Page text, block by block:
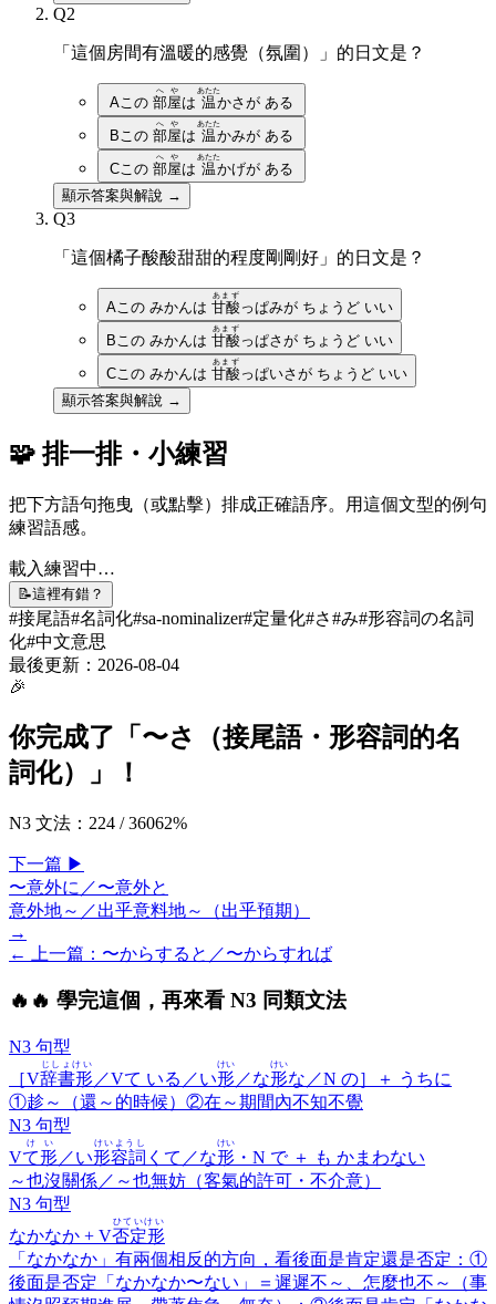
Q2
「這個房間有溫暖的感覺（氛圍）」的日文是？
A この 部屋
へや
は 温
あたた
かさが ある
B この 部屋
へや
は 温
あたた
かみが ある
C この 部屋
へや
は 温
あたた
かげが ある
顯示答案與解說 →
Q3
「這個橘子酸酸甜甜的程度剛剛好」的日文是？
A この みかんは 甘酸
あまず
っぱみが ちょうど いい
B この みかんは 甘酸
あまず
っぱさが ちょうど いい
C この みかんは 甘酸
あまず
っぱいさが ちょうど いい
顯示答案與解說 →
🧩 排一排・小練習
把下方語句拖曳（或點擊）排成正確語序。用這個文型的例句
練習語感。
載入練習中…
📝這裡有錯？
#接尾語#名詞化#sa-nominalizer#定量化#さ#み#形容詞の名詞
化#中文意思
最後更新： 2026-08-04
🎉
你完成了「 〜さ（接尾語・形容詞的名
詞化）
」！
N3 文法 ： 224 /36062%
下一篇 ▶
〜意外に／〜意外と
意外地～／出乎意料地～（出乎預期）
→
← 上一篇 ： 〜からすると／〜からすれば
🔥 🔥 學完這個，再來看 N3 同類文法
N3 句型
［V辞書形
じしょけい
／Vて いる／い形
けい
／な形
けい
な／N の］＋ うちに
①趁～（還～的時候）②在～期間內不知不覺
N3 句型
Vて形
けい
／い形容詞
けいようし
くて／な形
けい
・N で ＋ も かまわない
～也沒關係／～也無妨（客氣的許可・不介意）
N3 句型
なかなか + V否定形
ひていけい
「なかなか」有兩個相反的方向，看後面是肯定還是否定：①
後面是否定「なかなか〜ない」＝遲遲不～、怎麼也不～（事